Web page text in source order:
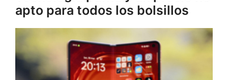
apto para todos los bolsillos